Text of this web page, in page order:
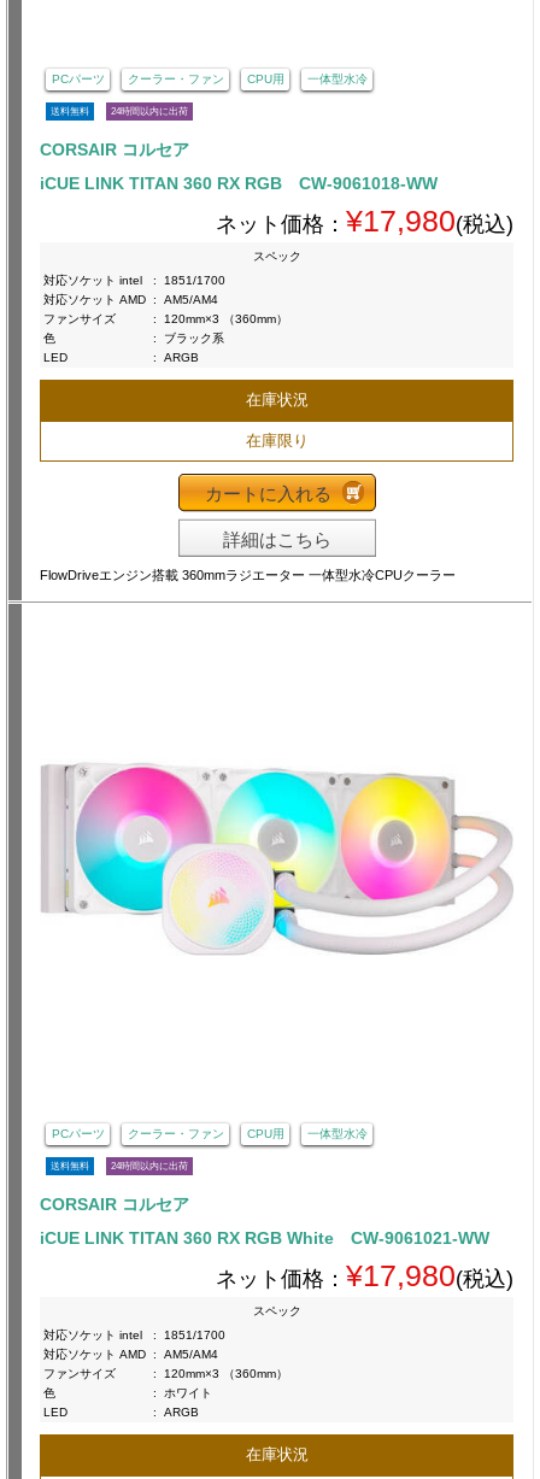
PCパーツ クーラー・ファン CPU用 一体型水冷
送料無料 24時間以内に出荷
CORSAIR コルセア
iCUE LINK TITAN 360 RX RGB CW-9061018-WW
ネット価格： ¥17,980(税込)
スペック
対応ソケット intel
:
1851/1700
対応ソケット AMD :
AM5/AM4
ファンサイズ
:
120mm×3 （360mm）
色
:
ブラック系
LED
: ARGB
在庫状況
在庫限り
カートに入れる
詳細はこちら
FlowDriveエンジン搭載 360mmラジエーター 一体型水冷CPUクーラー
PCパーツ クーラー・ファン CPU用 一体型水冷
送料無料 24時間以内に出荷
CORSAIR コルセア
iCUE LINK TITAN 360 RX RGB White CW-9061021-WW
ネット価格： ¥17,980(税込)
スペック
対応ソケット intel
:
1851/1700
対応ソケット AMD :
AM5/AM4
ファンサイズ
:
120mm×3 （360mm）
色
:
ホワイト
LED
: ARGB
在庫状況